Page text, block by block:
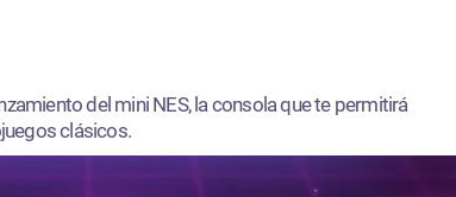
del mini NES, la consola que te permitirá
clásicos.
93.5